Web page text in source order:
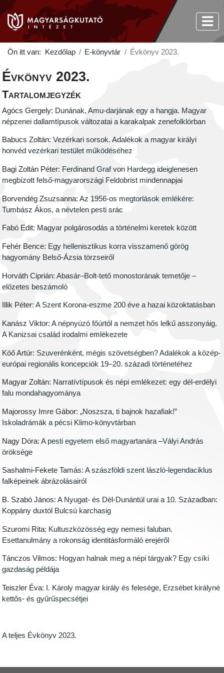
Ön itt van: Kezdőlap E-könyvtár Évkönyv 2023.
Évkönyv 2023.
Tartalomjegyzék
Agócs Gergely: Dunának, Amu-darjának egy a hangja. Magyar
népzenei dallamtípusok változatai a karakalpak zenefolklórban
Babucs Zoltán:Vezérkari sorsok. Adalékok a magyar királyi
honvéd vezérkari testület működéséhez
Bagi Zoltán Péter: Ferdinand Graf von Hardegg ideiglenesen
megbízott felső-magyarországi Feldobrist mindennapjai
Borvendég Zsuzsanna:Az 1956-os megtorlások emlékére:
Tumbász Ákos, a névtelen pesti srác
Fabó Edit: Magyar polgárosodás a történelmi keretek között
Fehér Bence: Egy hellenisztikus korra visszamenő görög
hagyomány Belső-Ázsia törzseiről
Horváth Ciprián:Abasár–Bolt-tető monostorának temetője –
előzetes beszámoló
Illik Péter:A Szent Korona-eszme 200 éve a hazai közoktatásban
Kanász Viktor:A népnyúzó főúrtól a nemzet hős lelkű asszonyáig.
A Kanizsai család irodalmi emlékezete
Köő Artúr: Szuverénként, mégis szövetségben? Adalékok a közép-
európai regionális koncepciók 19–20. századi történetéhez
Magyar Zoltán: Narratívtípusok és népi emlékezet: egy dél-erdélyi
falu mondahagyománya
Majorossy Imre Gábor:„Noszsza, ti bajnok hazafiak!”
Iskoladrámák a pécsi Klimo-könyvtárban
Nagy Dóra:A pesti egyetem első magyartanára –Vályi András
öröksége
Sashalmi-Fekete Tamás:A szászföldi szent lászló-legendaciklus
falképeinek ábrázolásairól
B. Szabó János:A Nyugat- és Dél-Dunántúl urai a 10. Században:
Koppány duxtól Bulcsú karchasig
Szuromi Rita: Kultuszközösség egy nemesi faluban.
Esettanulmány a rokonság identitásformáló erejéről
Tánczos Vilmos: Hogyan halnak meg a népi tárgyak? Egy csíki
gazdaság példája
Teiszler Éva:
I. Károly magyar király és felesége, Erzsébet királyné
kettős- és gyűrűspecsétjei
A teljes Évkönyv 2023.